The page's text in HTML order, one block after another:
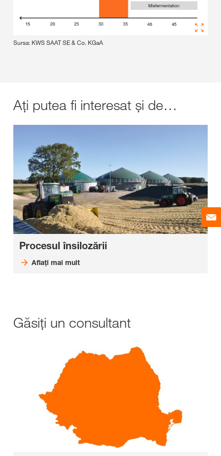
Sursa: KWS SAAT SE & Co. KGaA
Ați putea fi interesat și de…
Procesul însilozării
Aflați mai mult
Găsiți un consultant